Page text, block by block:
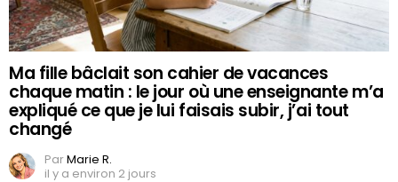
Ma fille bâclait son cahier de vacances
chaque matin : le jour où une enseignante m’a
expliqué ce que je lui faisais subir, j’ai tout
changé
ParMarie R.
il y a environ 2 jours